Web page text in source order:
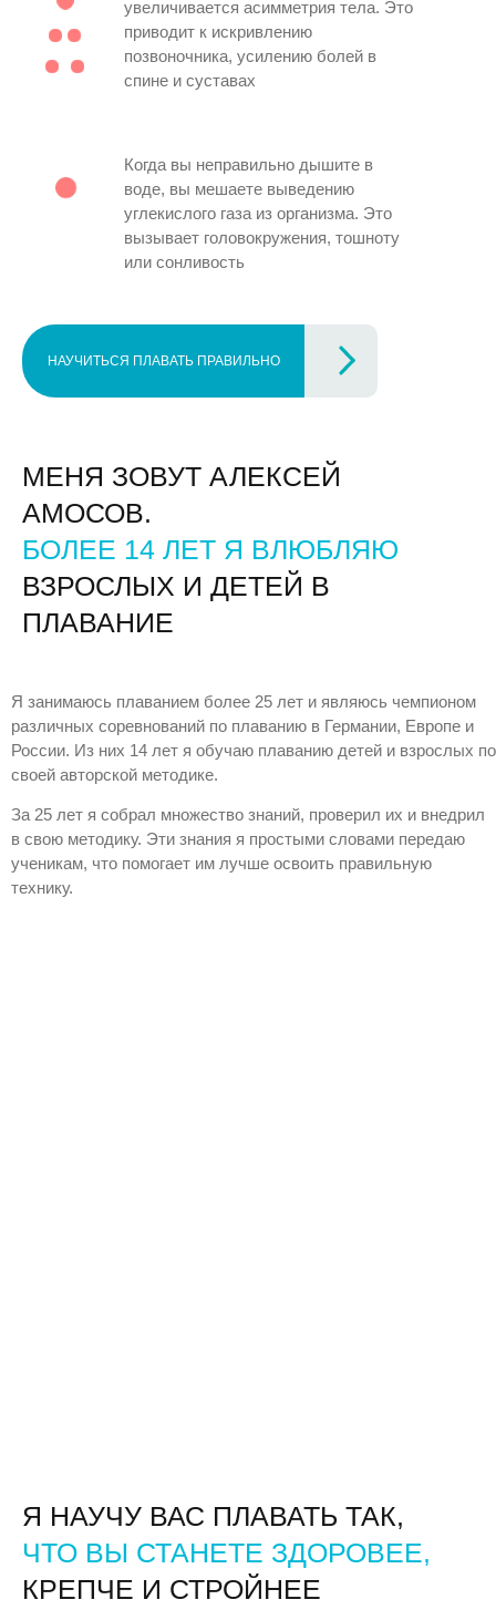
увеличивается асимметрия тела. Это
приводит к искривлению
позвоночника, усилению болей в
спине и суставах
Когда вы неправильно дышите в
воде, вы мешаете выведению
углекислого газа из организма. Это
вызывает головокружения, тошноту
или сонливость
НАУЧИТЬСЯ ПЛАВАТЬ ПРАВИЛЬНО
МЕНЯ ЗОВУТ АЛЕКСЕЙ
АМОСОВ.
БОЛЕЕ 14 ЛЕТ Я ВЛЮБЛЯЮ
ВЗРОСЛЫХ И ДЕТЕЙ В
ПЛАВАНИЕ
Я занимаюсь плаванием более 25 лет и являюсь чемпионом
различных соревнований по плаванию в Германии, Европе и
России. Из них 14 лет я обучаю плаванию детей и взрослых по
своей авторской методике.
За 25 лет я собрал множество знаний, проверил их и внедрил
в свою методику. Эти знания я простыми словами передаю
ученикам, что помогает им лучше освоить правильную
технику.
Я НАУЧУ ВАС ПЛАВАТЬ ТАК,
ЧТО ВЫ СТАНЕТЕ ЗДОРОВЕЕ,
КРЕПЧЕ И СТРОЙНЕЕ